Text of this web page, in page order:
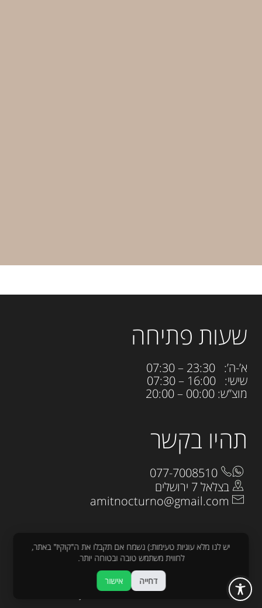
תהיו בקשר
בצלאל 7 ירושלים
שעות פתיחה
א’-ה’: 23:30 – 07:30
שישי: 16:00 – 07:30
מוצ”ש: 00:00 – 20:00
כל הזכויות שמורות לנוקטורנו 2025
עיצוב:rawפיתוח :sjonnie
יש לנו מלא עוגיות טעימות:) נשמח אם תקבלו את ה"קוקיז" באתר,
לחווית משתמש טובה ובטוחה יותר.
דחייה אישור